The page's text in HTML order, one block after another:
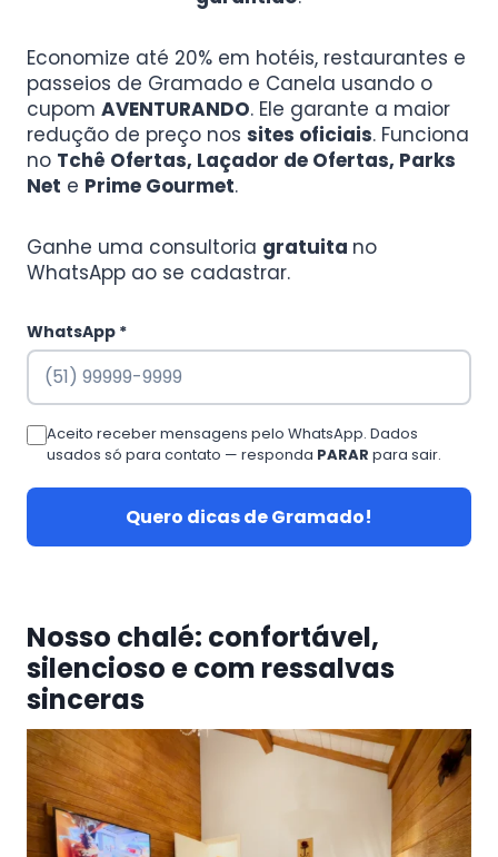
Economize até 20% em hotéis, restaurantes e
passeios de Gramado e Canela usando o
cupom AVENTURANDO. Ele garante a maior
redução de preço nos sites oficiais. Funciona
no Tchê Ofertas, Laçador de Ofertas, Parks
Net e Prime Gourmet.
Ganhe uma consultoria gratuita no
WhatsApp ao se cadastrar.
WhatsApp *
Aceito receber mensagens pelo WhatsApp. Dados
usados só para contato — responda PARAR para sair.
Quero dicas de Gramado!
Nosso chalé: confortável,
silencioso e com ressalvas
sinceras